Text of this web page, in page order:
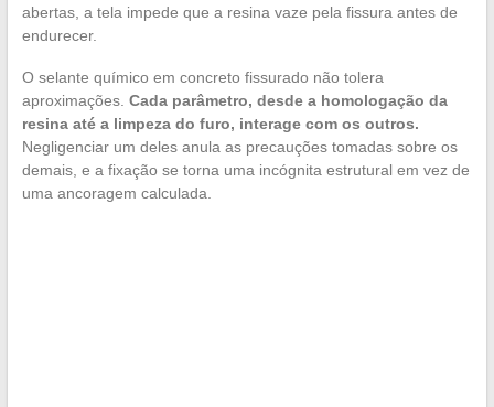
abertas, a tela impede que a resina vaze pela fissura antes de
endurecer.
O selante químico em concreto fissurado não tolera
aproximações. Cada parâmetro, desde a homologação da
resina até a limpeza do furo, interage com os outros.
Negligenciar um deles anula as precauções tomadas sobre os
demais, e a fixação se torna uma incógnita estrutural em vez de
uma ancoragem calculada.